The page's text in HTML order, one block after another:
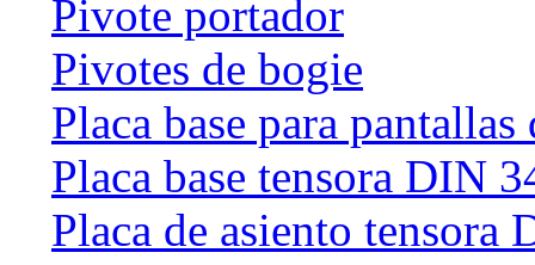
Pivote portador
Pivotes de bogie
Placa base para pantallas
Placa base tensora DIN
Placa de asiento tensora